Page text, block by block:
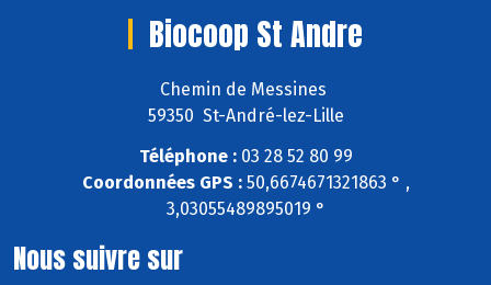
Biocoop St Andre
Chemin de Messines
59350 St-André-lez-Lille
Téléphone :03 28 52 80 99
Coordonnées GPS :50,6674671321863 ° ,
3,03055489895019 °
Nous suivre sur